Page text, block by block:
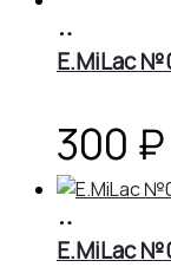
корзину
E.MiLac
300 ₽
корзину
E.MiLac